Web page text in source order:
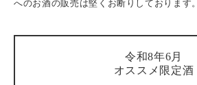
へのお酒の販売は堅くお断りしております。
令和8年6月
オススメ限定酒